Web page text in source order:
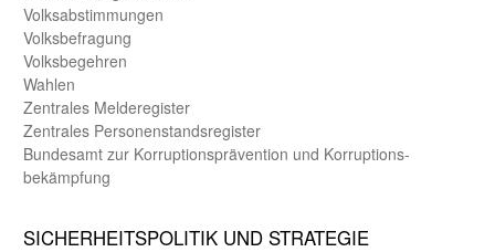
Volks­abstimmungen
Volks­befragung
Volks­begehren
Wahlen
Zentrales Melde­register
Zentrales Personen­stands­register
Bundes­amt zur Korrup­tions­prävention und Korrup­tions­
bekämpfung
SICHER­HEITS­POLITIK UND STRATEGIE